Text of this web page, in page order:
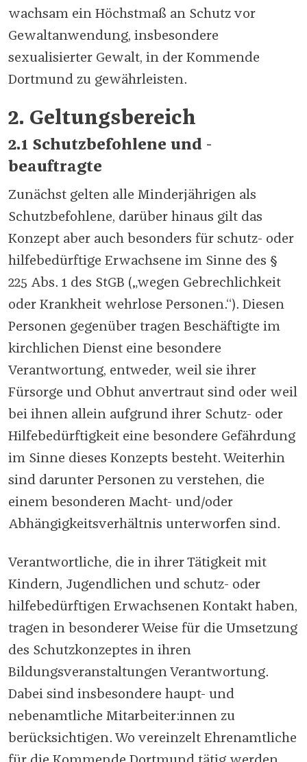
wachsam ein Höchstmaß an Schutz vor
Gewaltanwendung, insbesondere
sexualisierter Gewalt, in der Kommende
Dortmund zu gewährleisten.
2. Geltungsbereich
2.1 Schutzbefohlene und -
beauftragte
Zunächst gelten alle Minderjährigen als
Schutzbefohlene, darüber hinaus gilt das
Konzept aber auch besonders für schutz- oder
hilfebedürftige Erwachsene im Sinne des §
225 Abs. 1 des StGB („wegen Gebrechlichkeit
oder Krankheit wehrlose Personen.“). Diesen
Personen gegenüber tragen Beschäftigte im
kirchlichen Dienst eine besondere
Verantwortung, entweder, weil sie ihrer
Fürsorge und Obhut anvertraut sind oder weil
bei ihnen allein aufgrund ihrer Schutz- oder
Hilfebedürftigkeit eine besondere Gefährdung
im Sinne dieses Konzepts besteht. Weiterhin
sind darunter Personen zu verstehen, die
einem besonderen Macht- und/oder
Abhängigkeitsverhältnis unterworfen sind.
Verantwortliche, die in ihrer Tätigkeit mit
Kindern, Jugendlichen und schutz- oder
hilfebedürftigen Erwachsenen Kontakt haben,
tragen in besonderer Weise für die Umsetzung
des Schutzkonzeptes in ihren
Bildungsveranstaltungen Verantwortung.
Dabei sind insbesondere haupt- und
nebenamtliche Mitarbeiter:innen zu
berücksichtigen. Wo vereinzelt Ehrenamtliche